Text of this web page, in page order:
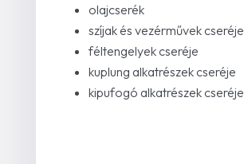
olajcserék
szíjak és vezérművek cseréje
féltengelyek cseréje
kuplung alkatrészek cseréje
kipufogó alkatrészek cseréje